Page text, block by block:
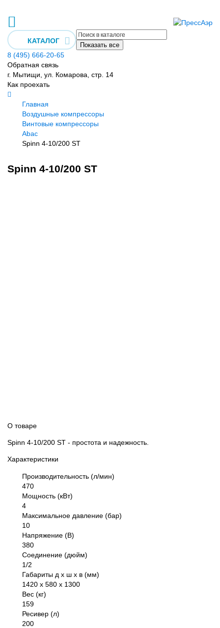
КАТАЛОГ
Показать все
8 (495) 666-20-65
Обратная связь
г. Мытищи, ул. Комарова, стр. 14
Как проехать
Главная
Воздушные компрессоры
Винтовые компрессоры
Abac
Spinn 4-10/200 ST
Spinn 4-10/200 ST
О товаре
Spinn 4-10/200 ST - простота и надежность.
Характеристики
Производительность (л/мин)
470
Мощность (кВт)
4
Максимальное давление (бар)
10
Напряжение (В)
380
Соединение (дюйм)
1/2
Габариты д х ш х в (мм)
1420 х 580 х 1300
Вес (кг)
159
Ресивер (л)
200